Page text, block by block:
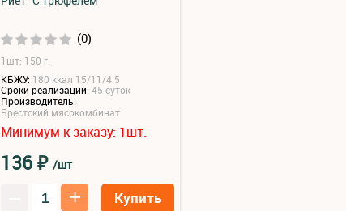
(0)
1шт: 150 г.
КБЖУ: 180 ккал 15/11/4.5
Сроки реализации:45 суток
Производитель:
Брестский мясокомбинат
Минимум к заказу: 1шт.
136₽ /шт
+ Купить